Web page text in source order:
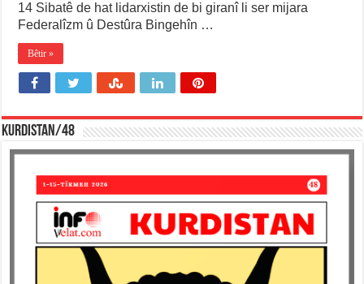
14 Sibatê de hat lidarxistin de bi giranî li ser mijara
Federalîzm û Destûra Bingehîn …
Bêtir »
KURDISTAN/48